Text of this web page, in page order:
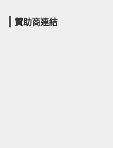
贊助商連結